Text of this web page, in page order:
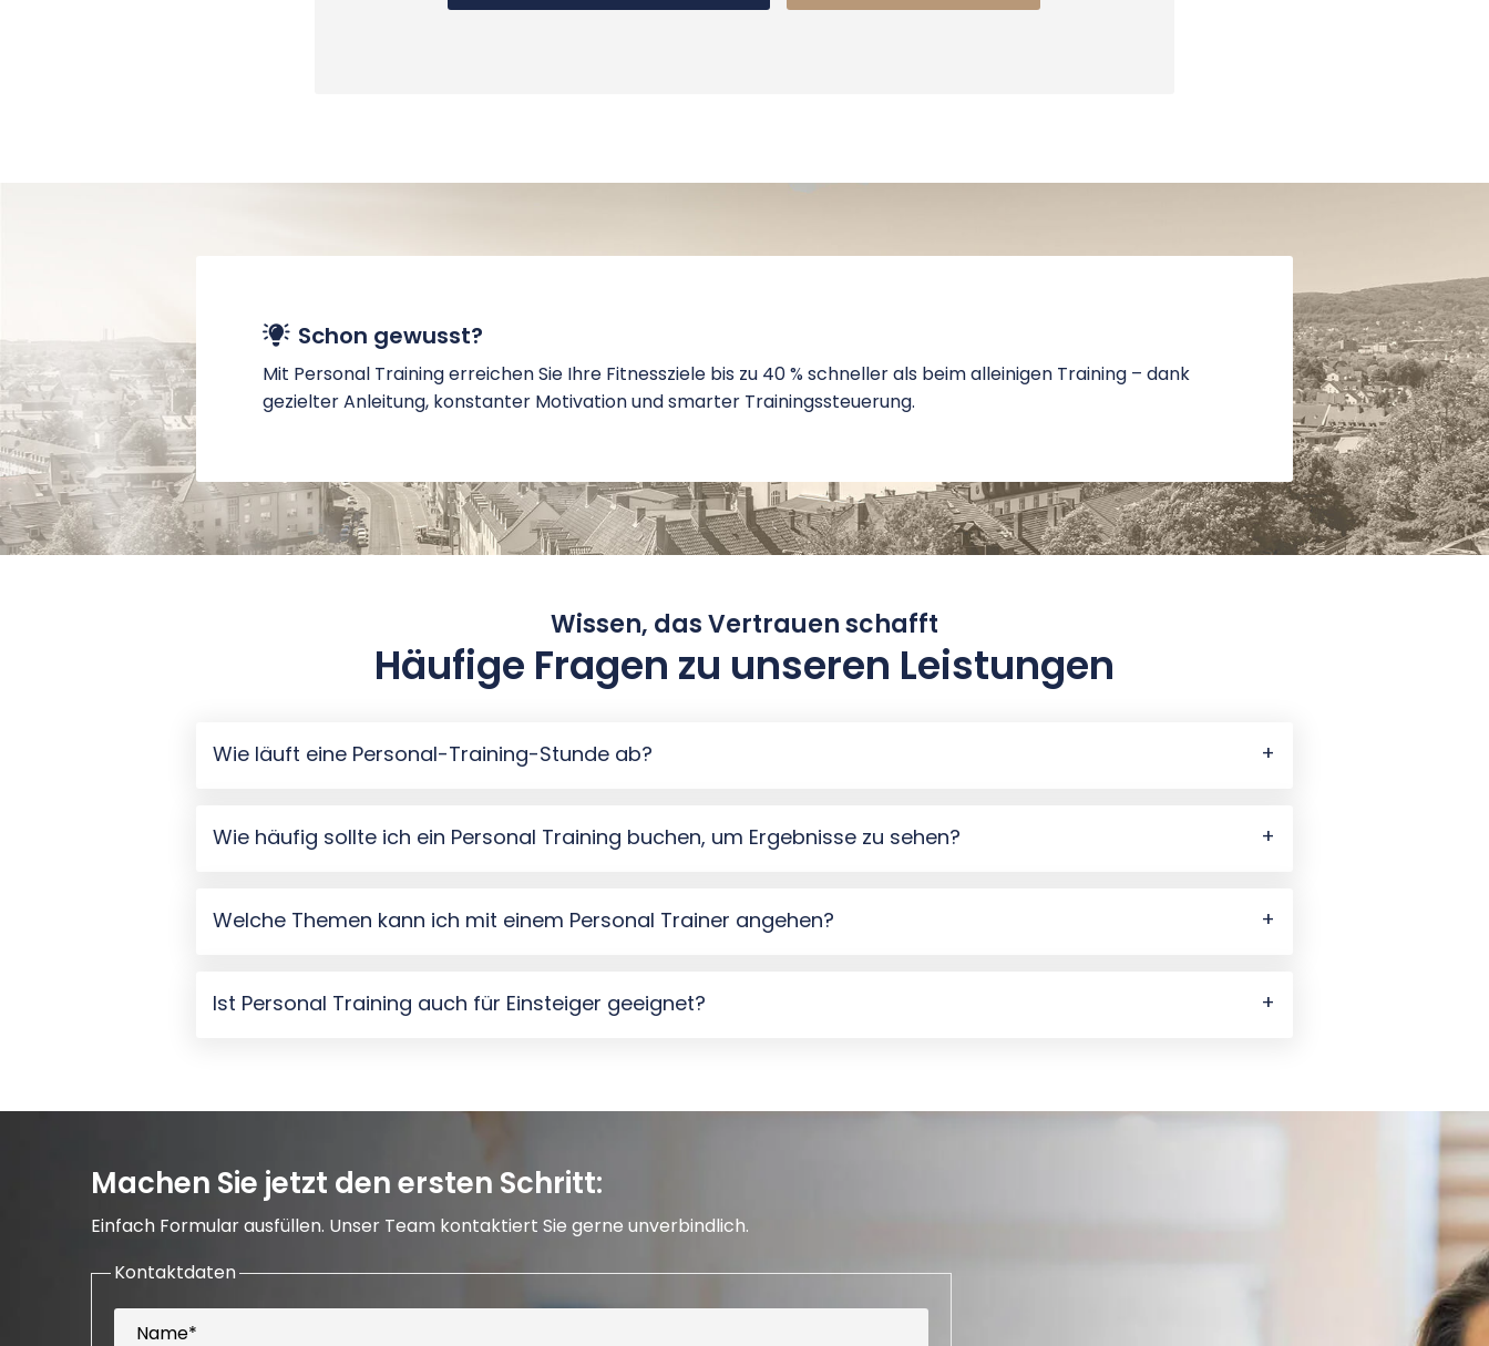
Schon gewusst?
Mit Personal Training erreichen Sie Ihre Fitnessziele bis zu 40 % schneller als beim alleinigen Training – dank
gezielter Anleitung, konstanter Motivation und smarter Trainingssteuerung.
Häufige Fragen zu unseren Leistungen
Wissen, das Vertrauen schafft
Wie läuft eine Personal-Training-Stunde ab?
Wie häufig sollte ich ein Personal Training buchen, um Ergebnisse zu sehen?
Welche Themen kann ich mit einem Personal Trainer angehen?
Ist Personal Training auch für Einsteiger geeignet?
Machen Sie jetzt den ersten Schritt:
Einfach Formular ausfüllen. Unser Team kontaktiert Sie gerne unverbindlich.
Kontaktdaten
Name*